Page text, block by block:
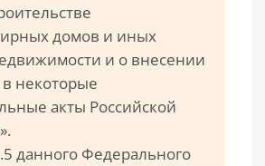
домов и иных
и о внесении
некоторые
акты Российской
данного Федерального